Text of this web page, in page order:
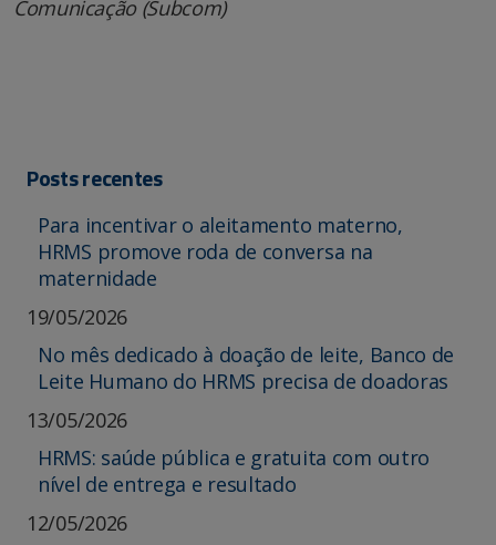
Comunicação (Subcom)
Posts recentes
Para incentivar o aleitamento materno,
HRMS promove roda de conversa na
maternidade
19/05/2026
No mês dedicado à doação de leite, Banco de
Leite Humano do HRMS precisa de doadoras
13/05/2026
HRMS: saúde pública e gratuita com outro
nível de entrega e resultado
12/05/2026